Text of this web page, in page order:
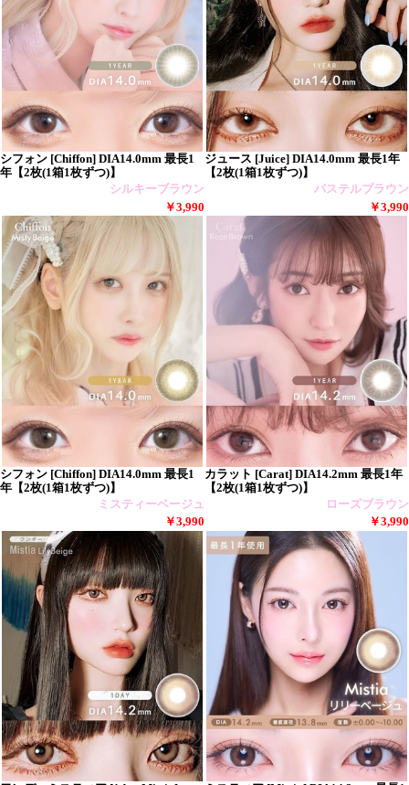
シフォン [Chiffon] DIA14.0mm 最長1
年【2枚(1箱1枚ずつ)】
シルキーブラウン
￥3,990
ジュース [Juice] DIA14.0mm 最長1年
【2枚(1箱1枚ずつ)】
パステルブラウン
￥3,990
シフォン [Chiffon] DIA14.0mm 最長1
年【2枚(1箱1枚ずつ)】
ミスティーベージュ
￥3,990
カラット [Carat] DIA14.2mm 最長1年
【2枚(1箱1枚ずつ)】
ローズブラウン
￥3,990